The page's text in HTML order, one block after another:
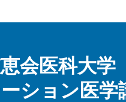
会医科大学
ション医学